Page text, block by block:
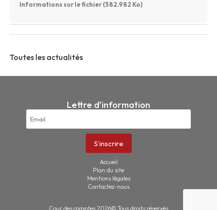
Informations sur le fichier (582.982 Ko)
Toutes les actualités
Lettre d’information
Accueil
Plan du site
Mentions légales
Contactez-nous
Cour des comptes 2026© Tous droits réservés